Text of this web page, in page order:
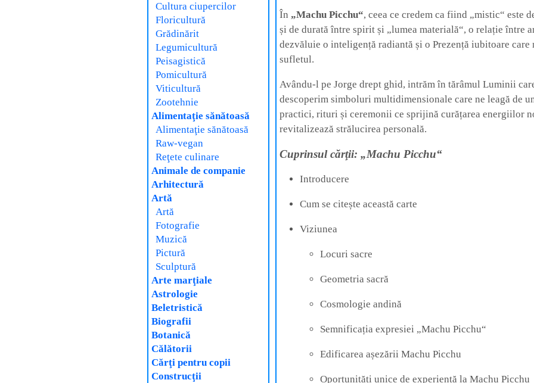
În „Machu Picchu“, ceea ce credem ca fiind „mistic“ este
și de durată între spirit și „lumea materială“, o relație între
dezvăluie o inteligență radiantă și o Prezență iubitoare care
sufletul.
Avându-l pe Jorge drept ghid, intrăm în tărâmul Luminii
descoperim simboluri multidimensionale care ne leagă de
practici, rituri și ceremonii ce sprijină curățarea energiilor
revitalizează strălucirea personală.
Cuprinsul cărţii: „Machu Picchu“
Introducere
Cum se citește această carte
Viziunea
Locuri sacre
Geometria sacră
Cosmologie andină
Semnificația expresiei „Machu Picchu“
Edificarea așezării Machu Picchu
Oportunități unice de experiență la Machu Picchu
Cultura ciupercilor
Floricultură
Grădinărit
Legumicultură
Peisagistică
Pomicultură
Viticultură
Zootehnie
Alimentaţie sănătoasă
Alimentaţie sănătoasă
Raw-vegan
Reţete culinare
Animale de companie
Arhitectură
Artă
Artă
Fotografie
Muzică
Pictură
Sculptură
Arte marţiale
Astrologie
Beletristică
Biografii
Botanică
Călătorii
Cărţi pentru copii
Construcţii